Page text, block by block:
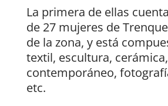
La primera de ellas
de 27 mujeres de
de la zona, y está
textil, escultura,
contemporáneo,
etc.